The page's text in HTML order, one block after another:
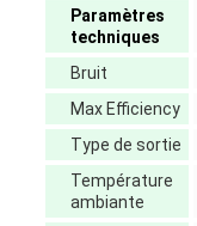
Paramètres
techniques
Bruit
Max Efficiency
Type de sortie
Température
ambiante